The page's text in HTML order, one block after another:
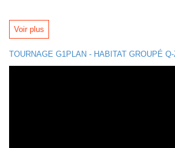
Voir plus
TOURNAGE G1PLAN - HABITAT GROUPÉ